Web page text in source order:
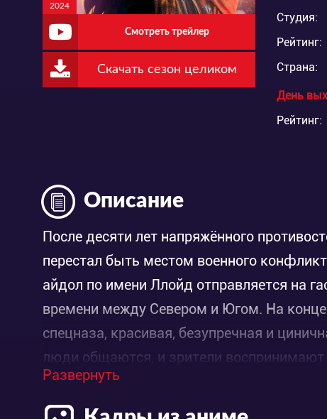
2024
Смотреть трейлер
Скачать сезон целиком
Студия:
Рейтинг:
Страна:
День
Рейтинг:
Описание
После десяти лет напряжённого
перестал быть местом военного
айдол по имени Ллойд отправляется на
времени между Севером и Югом. На
спецназа, красивая, безупречная и
люди общаются, и зрители воспринимают
Из-за возмущения миллионов поклонников
Ллойд отчаивается и отправляется
Развернуть